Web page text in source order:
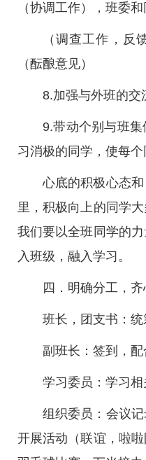
（协调工作），班委
（调查工作，反
（酝酿意见）
8.加强与外班的交
9.带动个别与班
习消极的同学，使每
心底的积极心态
里，积极向上的同学
我们要以全班同学的
入班级，融入学习。
四．明确分工，齐
班长，团支书：统
副班长：签到，
学习委员：学习
组织委员：会议
开展活动（联谊，啦